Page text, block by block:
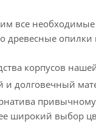
все
опилки
корпусов
и долговечный
широкий выбор